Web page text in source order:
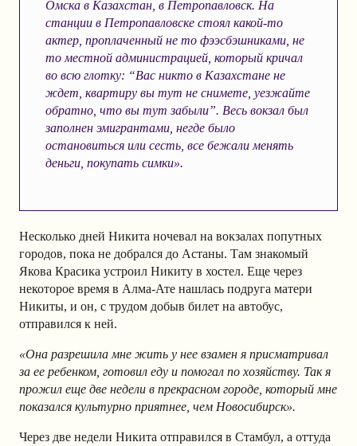
Омска в Казахстан, в Петропавловск. На
станции в Петропавловске стоял какой-то
актер, проплаченный не то фээсбэшниками, не
то местной администрацией, который кричал
во всю глотку: “Вас никто в Казахстане не
ждет, квартиру вы тут не снимете, уезжайте
обратно, что вы тут забыли”. Весь вокзал был
заполнен эмигрантами, негде было
остановиться или сесть, все бежали менять
деньги, покупать симки».
Несколько дней Никита ночевал на вокзалах попутных
городов, пока не добрался до Астаны. Там знакомый
Якова Красика устроил Никиту в хостел. Еще через
некоторое время в Алма-Ате нашлась подруга матери
Никиты, и он, с трудом добыв билет на автобус,
отправился к ней.
«Она разрешила мне жить у нее взамен я присматривал
за ее ребенком, готовил еду и помогал по хозяйству. Так я
прожил еще две недели в прекрасном городе, который мне
показался культурно приятнее, чем Новосибирск».
Через две недели Никита отправился в Стамбул, а оттуда